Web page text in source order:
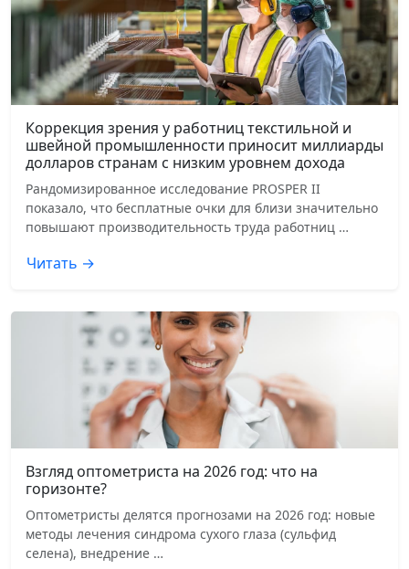
Коррекция зрения у работниц текстильной и
швейной промышленности приносит миллиарды
долларов странам с низким уровнем дохода
Рандомизированное исследование PROSPER II
показало, что бесплатные очки для близи значительно
повышают производительность труда работниц …
Читать →
Взгляд оптометриста на 2026 год: что на
горизонте?
Оптометристы делятся прогнозами на 2026 год: новые
методы лечения синдрома сухого глаза (сульфид
селена), внедрение …